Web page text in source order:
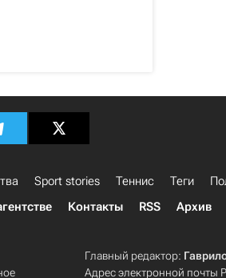
Sport stories Теннис Теги
Контакты RSS Архив
Главный редактор:
Адрес электронной почты